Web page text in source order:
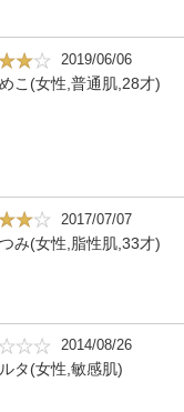
2019/06/06
こ(女性,普通肌,28才)
2017/07/07
み(女性,脂性肌,33才)
2014/08/26
タ(女性,敏感肌)